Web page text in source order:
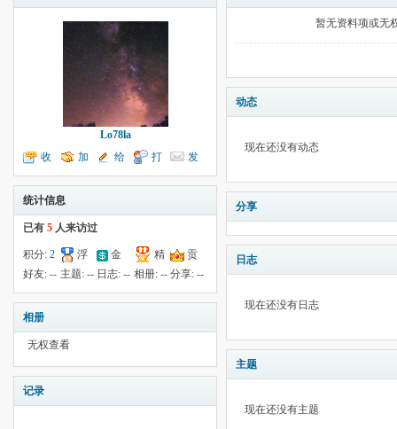
Lo78la
收
听TA
加
为好友
给
我留言
打
个招呼
发
送消息
统计信息
已有 5 人来访过
积分: 2
浮
云:119
金
钱:3
精
华:--
贡
献:--
好友: -- 主题: -- 日志:-- 相册: -- 分享:--
相册
无权查看
记录
暂无资料项或无
动态
现在还没有动态
分享
日志
现在还没有日志
主题
现在还没有主题